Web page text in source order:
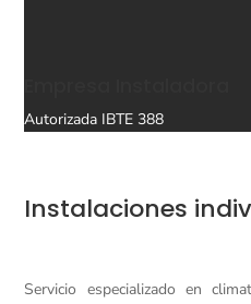
Autorizada IBTE 388
Instalaciones
Servicio especializado en